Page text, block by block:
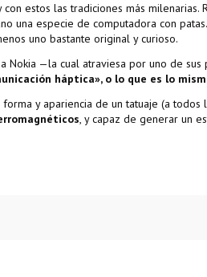
estos las tradiciones más milenarias.
una especie de computadora con
uno bastante original y curioso.
Nokia —la cual atraviesa por uno de
háptica», o lo que es lo
y apariencia de un tatuaje (a
, y capaz de generar un